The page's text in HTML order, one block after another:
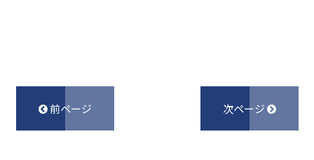
前ページ 次ページ